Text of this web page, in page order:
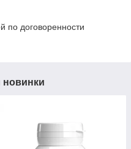
по договоренности